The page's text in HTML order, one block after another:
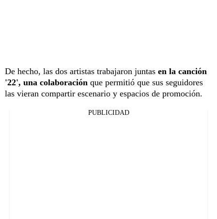
De hecho, las dos artistas trabajaron juntas en la canción
'22', una colaboración que permitió que sus seguidores
las vieran compartir escenario y espacios de promoción.
PUBLICIDAD